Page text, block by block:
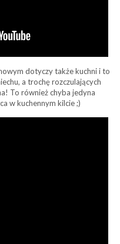
dotyczy także kuchni i to
a trochę rozczulających
To również chyba jedyna
w kuchennym kilcie ;)